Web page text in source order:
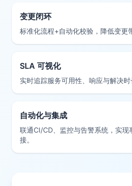
变更闭环
标准化流程+自动化校验，降低变更
SLA 可视化
实时追踪服务可用性、响应与解决时
自动化与集成
联通CI/CD、监控与告警系统，实现
接。